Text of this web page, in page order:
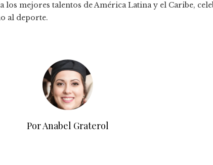
los mejores talentos de América Latina y el Caribe,
al deporte.
Por Anabel Graterol